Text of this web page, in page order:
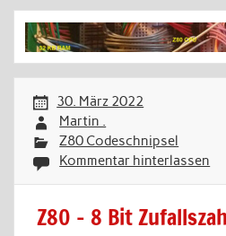
30. März 2022
Martin .
Z80 Codeschnipsel
Kommentar hinterlassen
Z80 – 8 Bit